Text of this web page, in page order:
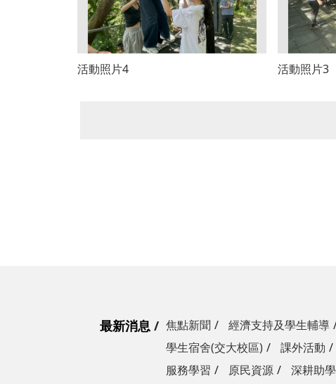
活動照片4 活動照片3
最新消息 焦點新聞 經濟支持及學生輔導
學生宿舍(交大校區)
課外活動
服務學習
原民資源 深耕助學